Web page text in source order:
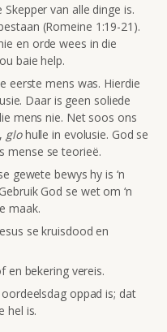
van alle dinge is.
(Romeine 1:19-21).
en orde wees in die
baie help.
eerste mens was. Hierdie
Daar is geen soliede
mens nie. Net soos ons
glohulle in evolusie. God se
mense se teorieë.
gewete bewys hy is ‘n
God se wet om ‘n
maak.
se kruisdood en
en bekering vereis.
oppad is; dat
hel is.